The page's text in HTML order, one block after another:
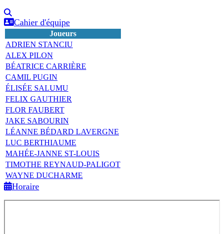
Cahier d'équipe
Joueurs
ADRIEN STANCIU
ALEX PILON
BÉATRICE CARRIÈRE
CAMIL PUGIN
ÉLISÉE SALUMU
FELIX GAUTHIER
FLOR FAUBERT
JAKE SABOURIN
LÉANNE BÉDARD LAVERGNE
LUC BERTHIAUME
MAHÉE-JANNE ST-LOUIS
TIMOTHE REYNAUD-PALIGOT
WAYNE DUCHARME
Horaire